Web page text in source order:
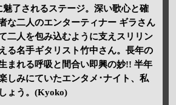
了されるステージ。深い歌心と確
な二人のエンターティナー ギラさん
二人を包み込むように支えスリリン
る名手ギタリスト竹中さん。長年の
まれる呼吸と間合い即興の妙!! 半年
しみにていたエンタメ･ナイト、私
ょう。(Kyoko)